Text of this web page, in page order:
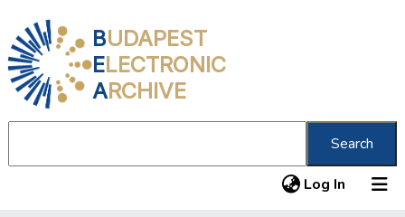
BUDAPEST
ELECTRONIC
ARCHIVE
Search
Log In (current)